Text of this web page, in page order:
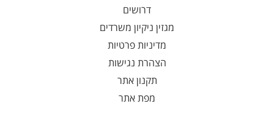
דרושים
מגזין ניקיון משרדים
מדיניות פרטיות
הצהרת נגישות
תקנון אתר
מפת אתר